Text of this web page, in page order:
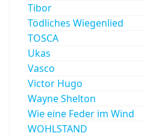
Tibor
Tödliches Wiegenlied
TOSCA
Ukas
Vasco
Victor Hugo
Wayne Shelton
Wie eine Feder im Wind
WOHLSTAND